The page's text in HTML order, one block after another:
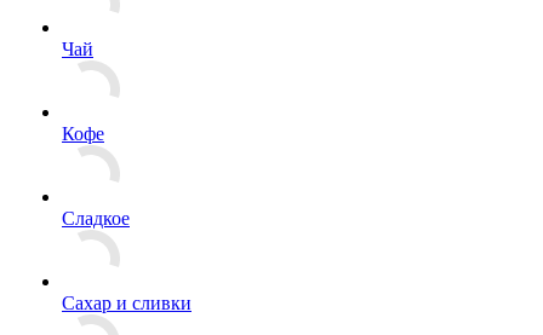
Чай
Кофе
Сладкое
Сахар и сливки